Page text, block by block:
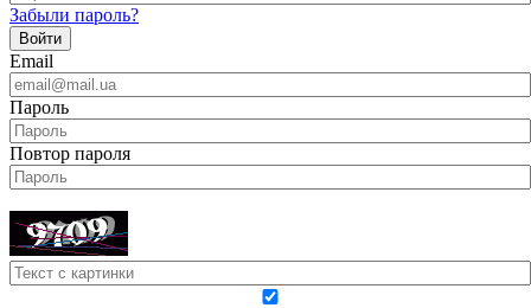
Забыли пароль?
Войти
Email
Пароль
Повтор пароля